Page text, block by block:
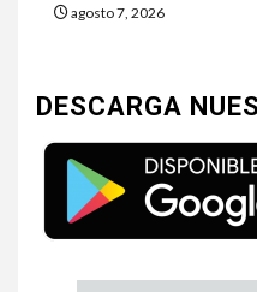
agosto 7, 2026
DESCARGA